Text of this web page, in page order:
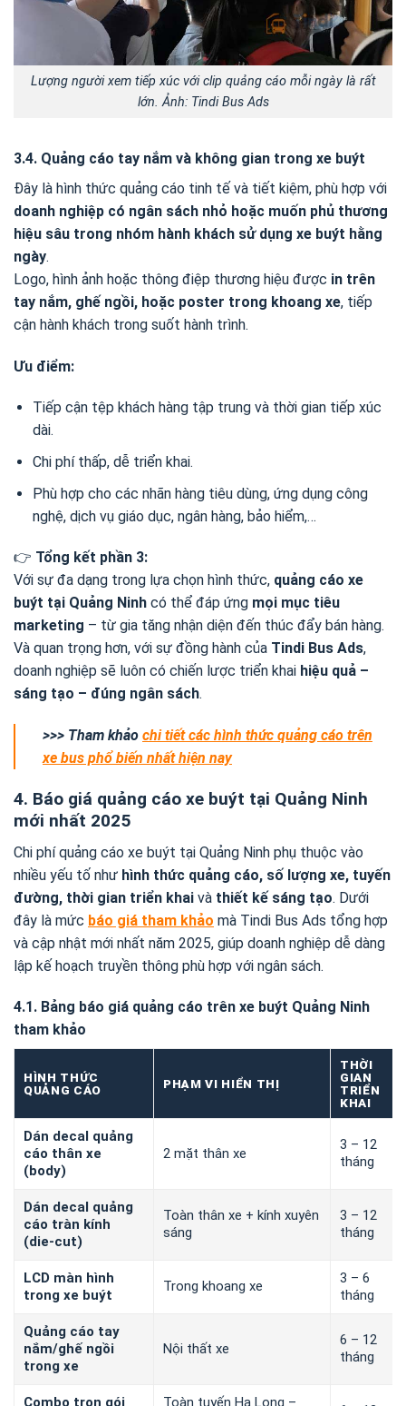
Lượng người xem tiếp xúc với clip quảng cáo mỗi ngày là rất
lớn. Ảnh: Tindi Bus Ads
3.4. Quảng cáo tay nắm và không gian trong xe buýt
Đây là hình thức quảng cáo tinh tế và tiết kiệm, phù hợp với
doanh nghiệp có ngân sách nhỏ hoặc muốn phủ thương
hiệu sâu trong nhóm hành khách sử dụng xe buýt hằng
ngày.
Logo, hình ảnh hoặc thông điệp thương hiệu được in trên
tay nắm, ghế ngồi, hoặc poster trong khoang xe, tiếp
cận hành khách trong suốt hành trình.
Ưu điểm:
Tiếp cận tệp khách hàng tập trung và thời gian tiếp xúc
dài.
Chi phí thấp, dễ triển khai.
Phù hợp cho các nhãn hàng tiêu dùng, ứng dụng công
nghệ, dịch vụ giáo dục, ngân hàng, bảo hiểm,…
👉 Tổng kết phần 3:
Với sự đa dạng trong lựa chọn hình thức, quảng cáo xe
buýt tại Quảng Ninh có thể đáp ứng mọi mục tiêu
marketing – từ gia tăng nhận diện đến thúc đẩy bán hàng.
Và quan trọng hơn, với sự đồng hành của Tindi Bus Ads,
doanh nghiệp sẽ luôn có chiến lược triển khai hiệu quả –
sáng tạo – đúng ngân sách.
>>> Tham khảo chi tiết các hình thức quảng cáo trên
xe bus phổ biến nhất hiện nay
4. Báo giá quảng cáo xe buýt tại Quảng Ninh
mới nhất 2025
Chi phí quảng cáo xe buýt tại Quảng Ninh phụ thuộc vào
nhiều yếu tố như hình thức quảng cáo, số lượng xe, tuyến
đường, thời gian triển khai và thiết kế sáng tạo. Dưới
đây là mức báo giá tham khảo mà Tindi Bus Ads tổng hợp
và cập nhật mới nhất năm 2025, giúp doanh nghiệp dễ dàng
lập kế hoạch truyền thông phù hợp với ngân sách.
4.1. Bảng báo giá quảng cáo trên xe buýt Quảng Ninh
tham khảo
HÌNH THỨC
QUẢNG CÁO
PHẠM VI HIỂN THỊ
THỜI
GIAN
TRIỂN
KHAI
Dán decal quảng
cáo thân xe
(body)
2 mặt thân xe
3 – 12
tháng
Dán decal quảng
cáo tràn kính
(die-cut)
Toàn thân xe + kính xuyên
sáng
3 – 12
tháng
LCD màn hình
trong xe buýt
Trong khoang xe
3 – 6
tháng
Quảng cáo tay
nắm/ghế ngồi
trong xe
Nội thất xe
6 – 12
tháng